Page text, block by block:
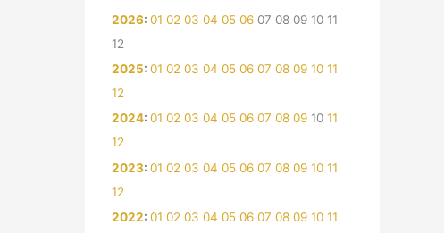
2026: 01 02 03 04 05 06 07 08 09 10 11
12
2025: 01 02 03 04 05 06 07 08 09 10 11
12
2024: 01 02 03 04 05 06 07 08 09 10 11
12
2023: 01 02 03 04 05 06 07 08 09 10 11
12
2022: 01 02 03 04 05 06 07 08 09 10 11